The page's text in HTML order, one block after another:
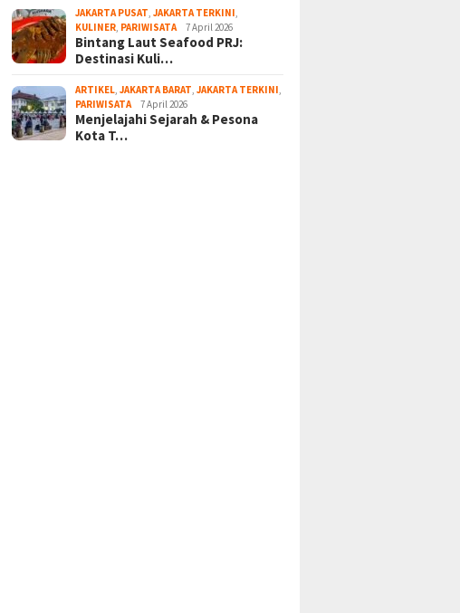
JAKARTA PUSAT ,JAKARTA TERKINI
KULINER PARIWISATA 7 April 2026
Bintang Laut Seafood PRJ:
Destinasi Kuli…
ARTIKEL ,JAKARTA BARAT ,JAKARTA TERKINI
PARIWISATA
7 April 2026
Menjelajahi Sejarah & Pesona
Kota T…